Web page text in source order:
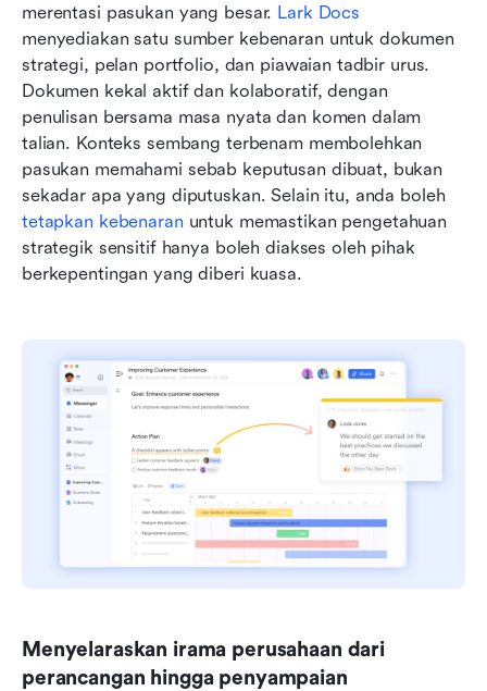
merentasi pasukan yang besar. Lark Docs
menyediakan satu sumber kebenaran untuk dokumen
strategi, pelan portfolio, dan piawaian tadbir urus.
Dokumen kekal aktif dan kolaboratif, dengan
penulisan bersama masa nyata dan komen dalam
talian. Konteks sembang terbenam membolehkan
pasukan memahami sebab keputusan dibuat, bukan
tetapkan kebenaran untuk memastikan pengetahuan
strategik sensitif hanya boleh diakses oleh pihak
berkepentingan yang diberi kuasa.
Menyelaraskan irama perusahaan dari
perancangan hingga penyampaian